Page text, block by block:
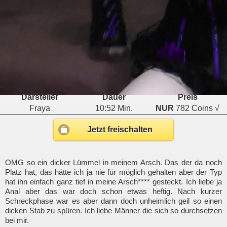
Darsteller Dauer
Preis
Fraya
10:52 Min. NUR 782 Coins √
Jetzt freischalten
OMG so ein dicker Lümmel in meinem Arsch. Das der da noch
Platz hat, das hätte ich ja nie für möglich gehalten aber der Typ
hat ihn einfach ganz tief in meine Arsch**** gesteckt. Ich liebe ja
Anal aber das war doch schon etwas heftig. Nach kurzer
Schreckphase war es aber dann doch unheimlich geil so einen
dicken Stab zu spüren. Ich liebe Männer die sich so durchsetzen
bei mir.